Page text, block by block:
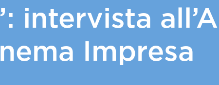
intervista
Impresa